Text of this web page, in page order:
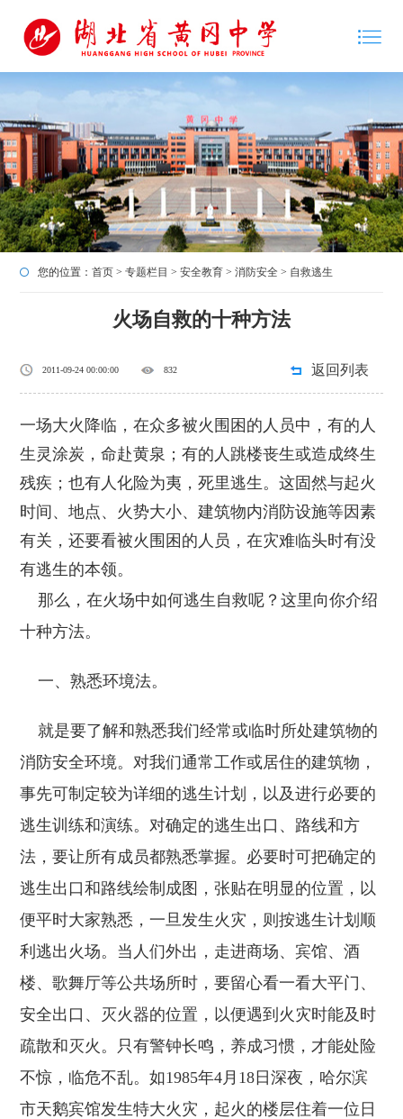
您的位置：首页 >专题栏目 >安全教育 >消防安全 > 自救逃生
火场自救的十种方法
2011-09-24 00:00:00 832 返回列表
一场大火降临，在众多被火围困的人员中，有的人
生灵涂炭，命赴黄泉；有的人跳楼丧生或造成终生
残疾；也有人化险为夷，死里逃生。这固然与起火
时间、地点、火势大小、建筑物内消防设施等因素
有关，还要看被火围困的人员，在灾难临头时有没
有逃生的本领。
那么，在火场中如何逃生自救呢？这里向你介绍
十种方法。
一、熟悉环境法。
就是要了解和熟悉我们经常或临时所处建筑物的
消防安全环境。对我们通常工作或居住的建筑物，
事先可制定较为详细的逃生计划，以及进行必要的
逃生训练和演练。对确定的逃生出口、路线和方
法，要让所有成员都熟悉掌握。必要时可把确定的
逃生出口和路线绘制成图，张贴在明显的位置，以
便平时大家熟悉，一旦发生火灾，则按逃生计划顺
利逃出火场。当人们外出，走进商场、宾馆、酒
楼、歌舞厅等公共场所时，要留心看一看大平门、
安全出口、灭火器的位置，以便遇到火灾时能及时
疏散和灭火。只有警钟长鸣，养成习惯，才能处险
不惊，临危不乱。如1985年4月18日深夜，哈尔滨
市天鹅宾馆发生特大火灾，起火的楼层住着一位日